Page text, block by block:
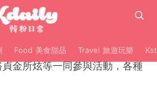
Food 美食甜品 Travel 旅遊玩樂